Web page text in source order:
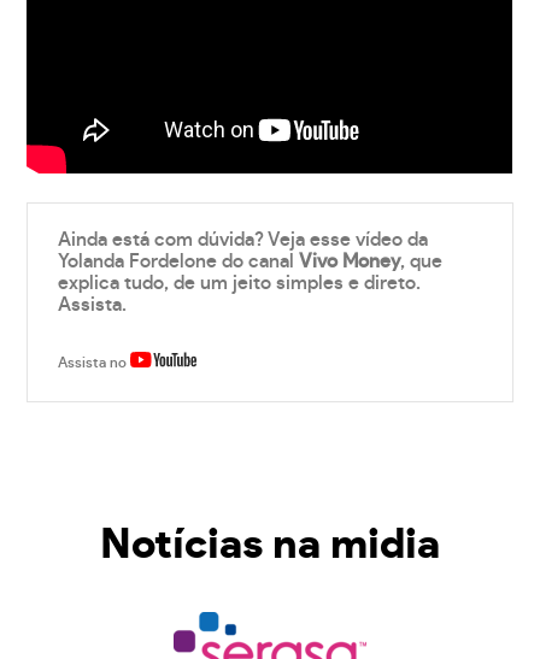
Ainda está com dúvida? Veja esse vídeo da
Yolanda Fordelone do canalVivo Money, que
explica tudo, de um jeito simples e direto.
Assista.
Assista no
Notícias na midia